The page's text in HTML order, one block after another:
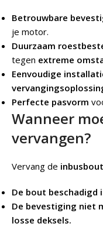
Betrouwbare
je motor.
Duurzaam
tegen extreme
Eenvoudige
Perfecte pasvorm
Wanneer
vervangen?
Vervang de inbusbout
De bout
De bevestiging niet
losse deksels.